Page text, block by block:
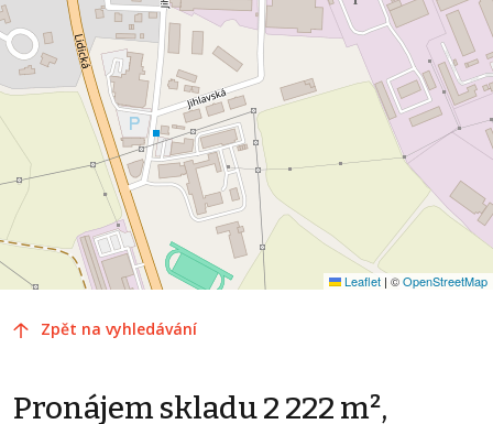
Leaflet | ©OpenStreetMap
Zpět na vyhledávání
Pronájem skladu 2 222 m²,